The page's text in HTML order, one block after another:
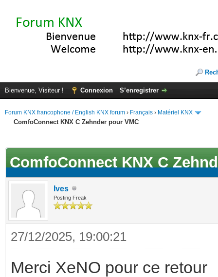
Bienvenue, Visiteur ! Connexion S’enregistrer
Forum KNX francophone / English KNX forum › Français › Matériel KNX
ComfoConnect KNX C Zehnder pour VMC
ComfoConnect KNX C
Ives
Posting Freak
27/12/2025, 19:00:21
Merci XeNO pour ce retour